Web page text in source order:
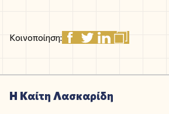
Κοινοποίηση:
Η Καίτη Λασκαρίδη